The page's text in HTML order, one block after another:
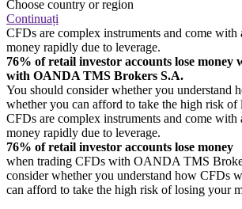
Choose country or region
Continuați
CFDs are complex instruments and come
money rapidly due to leverage.
76% of retail investor accounts lose money
with OANDA TMS Brokers S.A.
You should consider whether you understand
whether you can afford to take the high risk of
CFDs are complex instruments and come
money rapidly due to leverage.
76% of retail investor accounts lose money
when trading CFDs with OANDA TMS
consider whether you understand how CFDs
can afford to take the high risk of losing your